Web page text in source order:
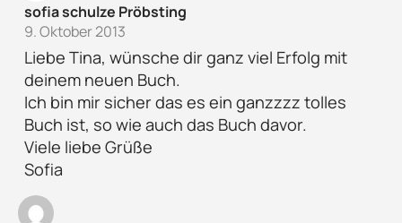
sofia schulze Pröbsting
9. Oktober 2013
Liebe Tina, wünsche dir ganz viel Erfolg mit
deinem neuen Buch.
Ich bin mir sicher das es ein ganzzzz tolles
Buch ist, so wie auch das Buch davor.
Viele liebe Grüße
Sofia